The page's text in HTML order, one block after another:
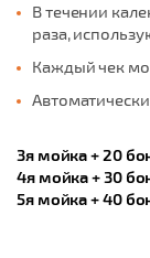
В течении
раза,
Каждый чек
3я мойка + 20
4я мойка + 30
5я мойка + 40